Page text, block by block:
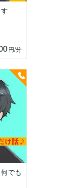
円/分
でも